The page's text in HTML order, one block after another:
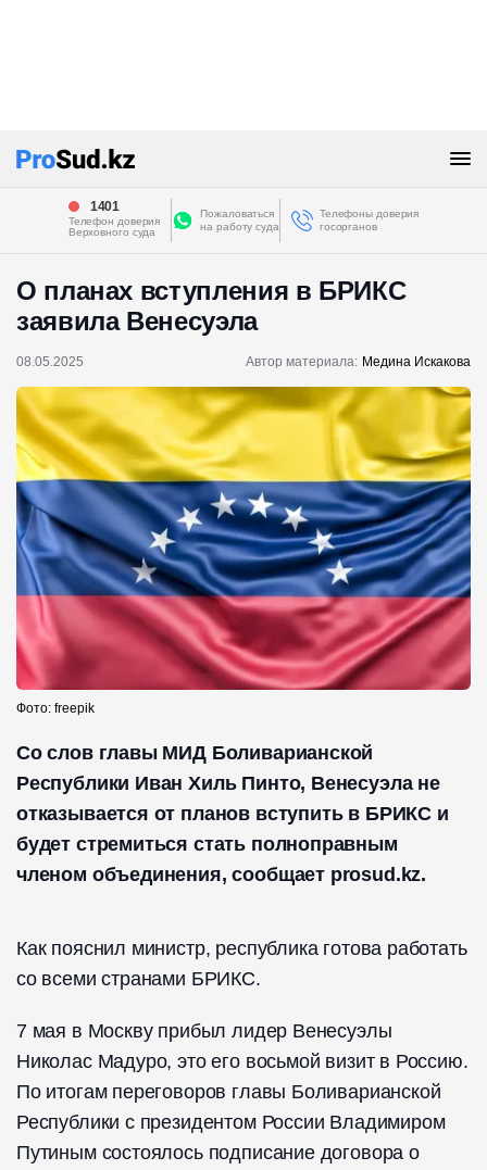
1401
Телефон доверия
Верховного суда
Пожаловаться
на работу суда
Телефоны доверия
госорганов
О планах вступления в БРИКС
заявила Венесуэла
08.05.2025 Автор материала: Медина Искакова
Фото: freepik
Со слов главы МИД Боливарианской
Республики Иван Хиль Пинто, Венесуэла не
отказывается от планов вступить в БРИКС и
будет стремиться стать полноправным
членом объединения, сообщает prosud.kz.
Как пояснил министр, республика готова работать
со всеми странами БРИКС.
7 мая в Москву прибыл лидер Венесуэлы
Николас Мадуро, это его восьмой визит в Россию.
По итогам переговоров главы Боливарианской
Республики с президентом России Владимиром
Путиным состоялось подписание договора о